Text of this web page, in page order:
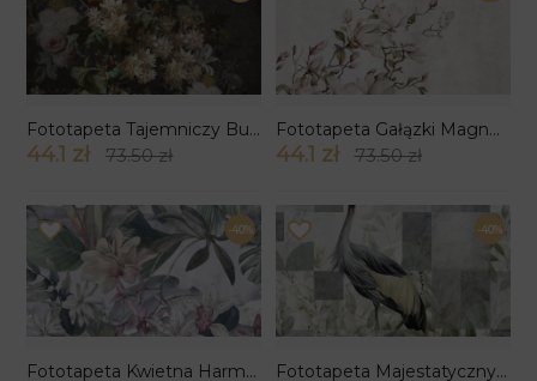
Fototapeta Tajemniczy Bukiet
44.1 zł 73.50 zł
Fototapeta Gałązki Magnolii
44.1 zł 73.50 zł
-40%
Fototapeta Kwietna Harmonia
-40%
Fototapeta Majestatyczny Ptak